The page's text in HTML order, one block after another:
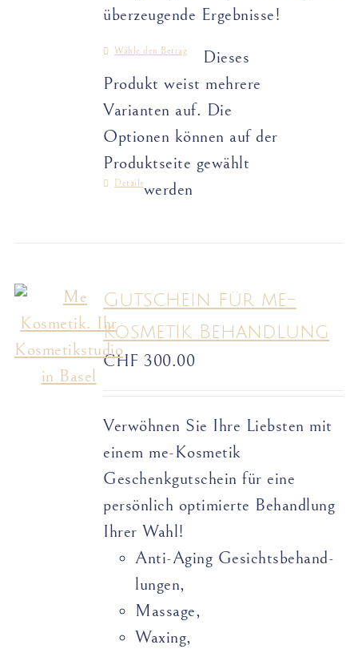
überzeugende Ergebnisse!
Wähle den Betrag
Dieses
Produkt weist mehrere
Varianten auf. Die
Optionen können auf der
Produktseite gewählt
werden
Details
Gutschein für me-
Kosmetik Behandlung
CHF 300.00
Verwöhnen Sie Ihre Liebsten mit
einem me-Kosmetik
Geschenkgutschein für eine
persönlich optimierte Behandlung
Ihrer Wahl!
Anti-Aging Gesichts­­­­behand­­
lungen,
Massage,
Waxing,